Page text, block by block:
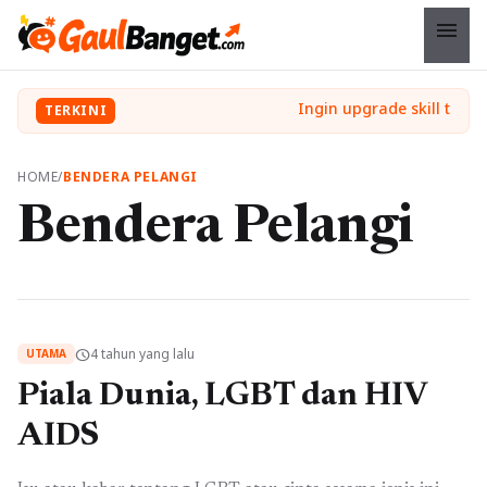
menu
TERKINI
HOME/BENDERA PELANGI
Bendera Pelangi
UTAMA schedule4 tahun yang lalu
Piala Dunia, LGBT dan HIV
AIDS